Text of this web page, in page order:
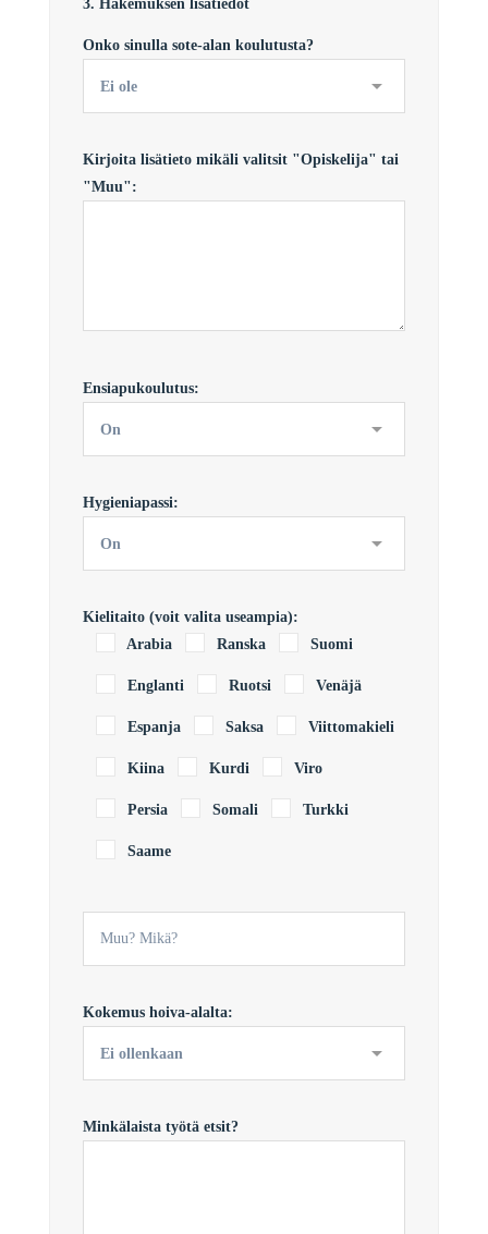
3. Hakemuksen lisätiedot
Onko sinulla sote-alan koulutusta?
Kirjoita lisätieto mikäli valitsit "Opiskelija" tai
"Muu":
Ensiapukoulutus:
Hygieniapassi:
Kielitaito (voit valita useampia):
Arabia
Ranska Suomi
Englanti Ruotsi Venäjä
Espanja Saksa Viittomakieli
Kiina Kurdi Viro
Persia Somali Turkki
Saame
Kokemus hoiva-alalta:
Minkälaista työtä etsit?